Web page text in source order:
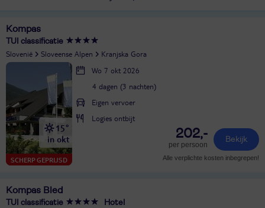
Kompas
TUI classificatie
Slovenië Sloveense Alpen Kranjska Gora
SCHERP GEPRIJSD
15°
in okt
Wo 7 okt 2026
4 dagen (3 nachten)
Eigen vervoer
Logies ontbijt
202,-
per persoon
Bekijk
Alle verplichte kosten inbegrepen!
Kompas Bled
TUI classificatie Hotel